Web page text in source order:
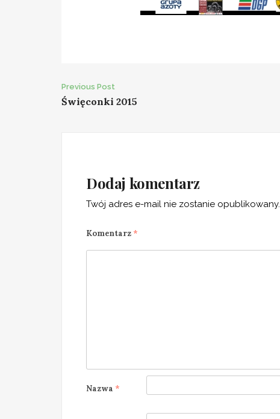
Post
navigation
Previous Post
Święconki 2015
Dodaj komentarz
Twój adres e-mail nie zostanie opublikowany.
Komentarz *
Nazwa *